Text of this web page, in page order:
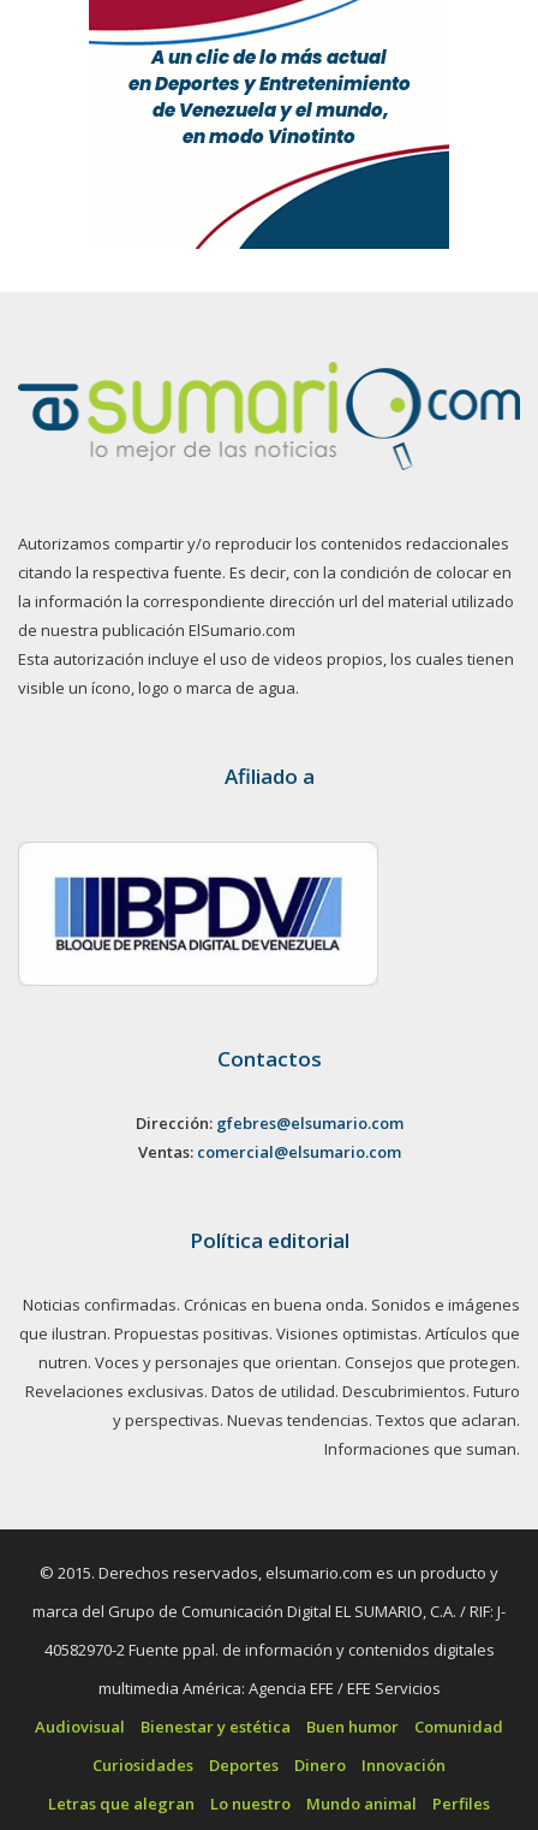
Autorizamos compartir y/o reproducir los contenidos redaccionales
citando la respectiva fuente. Es decir, con la condición de colocar en
la información la correspondiente dirección url del material utilizado
de nuestra publicación ElSumario.com
Esta autorización incluye el uso de videos propios, los cuales tienen
visible un ícono, logo o marca de agua.
Afiliado a
Contactos
Dirección: gfebres@elsumario.com
Ventas: comercial@elsumario.com
Política editorial
Noticias confirmadas. Crónicas en buena onda. Sonidos e imágenes
que ilustran. Propuestas positivas. Visiones optimistas. Artículos que
nutren. Voces y personajes que orientan. Consejos que protegen.
Revelaciones exclusivas. Datos de utilidad. Descubrimientos. Futuro
y perspectivas. Nuevas tendencias. Textos que aclaran.
Informaciones que suman.
© 2015. Derechos reservados, elsumario.com es un producto y
marca del Grupo de Comunicación Digital EL SUMARIO, C.A. / RIF: J-
40582970-2 Fuente ppal. de información y contenidos digitales
multimedia América: Agencia EFE / EFE Servicios
Audiovisual
Bienestar y estética Buen humor
Comunidad
Curiosidades
Deportes Dinero
Innovación
Letras que alegran
Lo nuestro Mundo animal Perfiles